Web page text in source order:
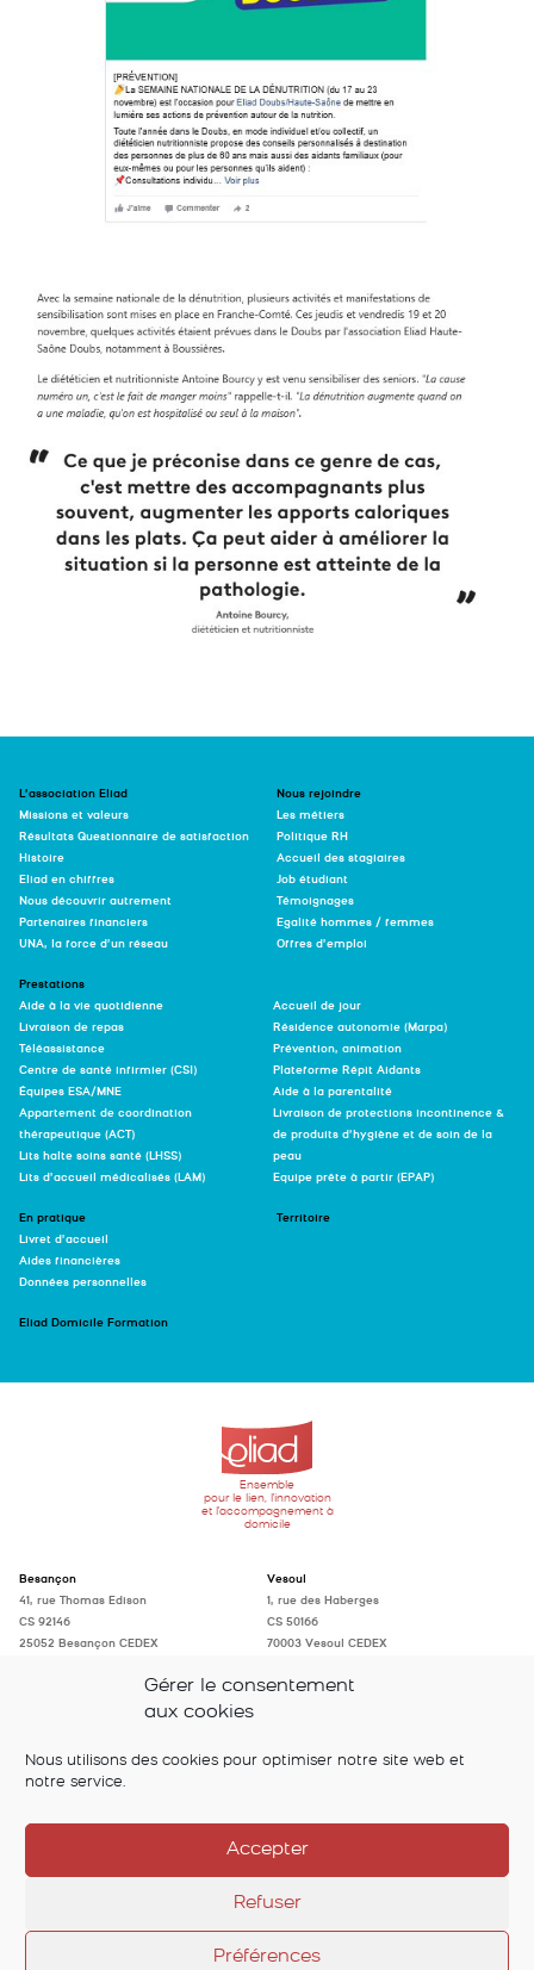
Gérer le consentement
aux cookies
Nous utilisons des cookies pour optimiser notre site web et
notre service.
Accepter
Refuser
Préférences
L’association Eliad
Missions et valeurs
Résultats Questionnaire de satisfaction
Histoire
Eliad en chiffres
Nous découvrir autrement
Partenaires financiers
UNA, la force d’un réseau
Nous rejoindre
Les métiers
Politique RH
Accueil des stagiaires
Job étudiant
Témoignages
Egalité hommes / femmes
Offres d’emploi
Prestations
Aide à la vie quotidienne
Livraison de repas
Téléassistance
Centre de santé infirmier (CSI)
Équipes ESA/MNE
Appartement de coordination
thérapeutique (ACT)
Lits halte soins santé (LHSS)
Lits d’accueil médicalisés (LAM)
Accueil de jour
Résidence autonomie (Marpa)
Prévention, animation
Plateforme Répit Aidants
Aide à la parentalité
Livraison de protections incontinence &
de produits d’hygiène et de soin de la
peau
Equipe prête à partir (EPAP)
En pratique
Livret d’accueil
Aides financières
Données personnelles
Territoire
Eliad Domicile Formation
Ensemble
pour le lien, l'innovation
et l'accompagnement à
domicile
Besançon
41, rue Thomas Edison
CS 92146
25052 Besançon CEDEX
Vesoul
1, rue des Haberges
CS 50166
70003 Vesoul CEDEX
accueil@eliad-fc.fr